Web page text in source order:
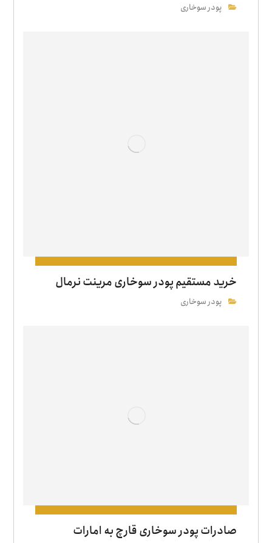
پودر سوخاری
خرید مستقیم پودر سوخاری مرینت نرمال
پودر سوخاری
صادرات پودر سوخاری قارچ به امارات